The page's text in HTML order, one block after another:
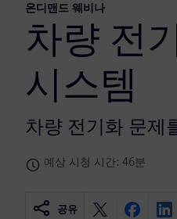
온디맨드 웨비나
차량 전
시스템
차량 전기화 문제
예상 시청 시간: 46분
공유